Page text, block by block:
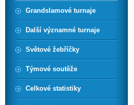
Grandslamové turnaje
Další významné turnaje
Světové žebříčky
Týmové soutěže
Celkové statistiky